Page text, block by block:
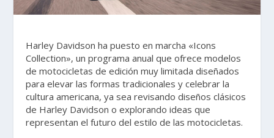
Harley Davidson ha puesto en marcha «Icons
Collection», un programa anual que ofrece modelos
de motocicletas de edición muy limitada diseñados
para elevar las formas tradicionales y celebrar la
cultura americana, ya sea revisando diseños clásicos
de Harley Davidson o explorando ideas que
representan el futuro del estilo de las motocicletas.